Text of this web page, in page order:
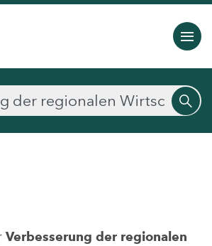
Verbesserung der regionalen